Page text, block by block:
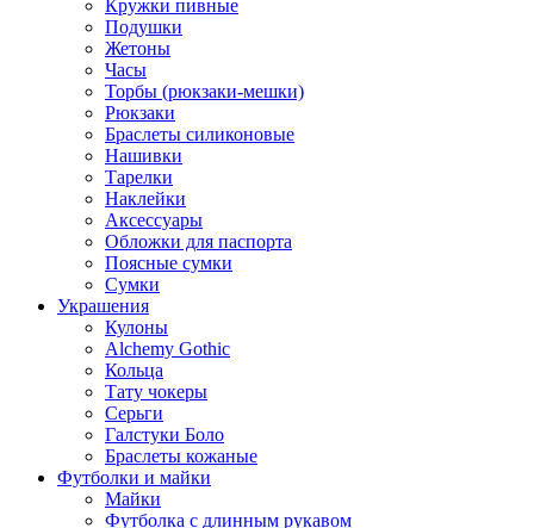
Кружки пивные
Подушки
Жетоны
Часы
Торбы (рюкзаки-мешки)
Рюкзаки
Браслеты силиконовые
Нашивки
Тарелки
Наклейки
Аксессуары
Обложки для паспорта
Поясные сумки
Сумки
Украшения
Кулоны
Alchemy Gothic
Кольца
Тату чокеры
Серьги
Галстуки Боло
Браслеты кожаные
Футболки и майки
Майки
Футболка с длинным рукавом